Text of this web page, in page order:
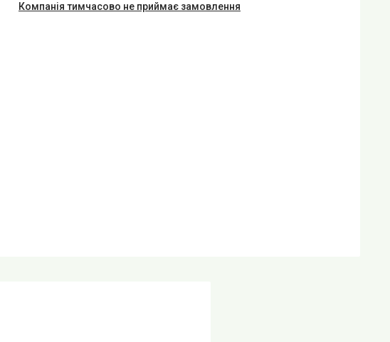
Компанія тимчасово не приймає замовлення